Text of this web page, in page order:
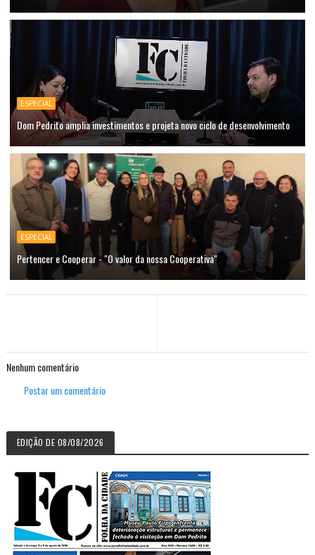
ESPECIAL
Dom Pedrito amplia investimentos e projeta novo ciclo de desenvolvimento
ESPECIAL
Pertencer e Cooperar - "O valor da nossa Cooperativa"
Nenhum comentário
Postar um comentário
EDIÇÃO DE 08/08/2026